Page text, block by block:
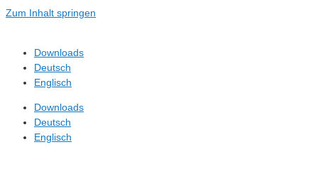
Zum Inhalt springen
Downloads
Deutsch
Englisch
Downloads
Deutsch
Englisch